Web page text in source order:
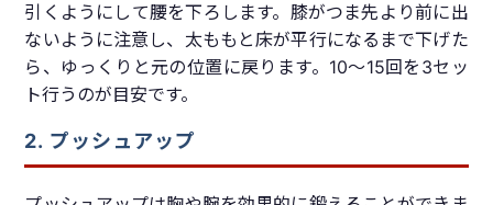
引くようにして腰を下ろします。膝がつま先より前に出
ないように注意し、太ももと床が平行になるまで下げた
ら、ゆっくりと元の位置に戻ります。10～15回を3セッ
ト行うのが目安です。
2. プッシュアップ